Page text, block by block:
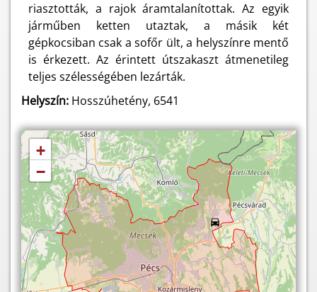
riasztották, a rajok áramtalanítottak. Az egyik
járműben ketten utaztak, a másik két
gépkocsiban csak a sofőr ült, a helyszínre mentő
is érkezett. Az érintett útszakaszt átmenetileg
teljes szélességében lezárták.
Helyszín: Hosszúhetény, 6541
+
−